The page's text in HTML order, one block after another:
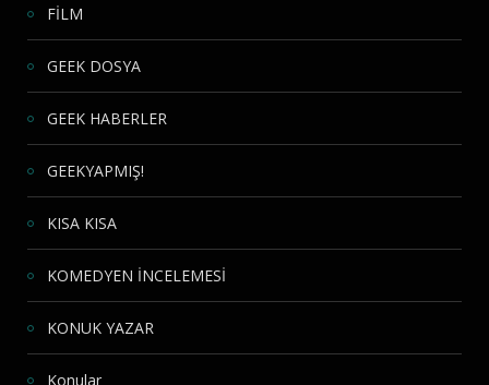
FİLM
GEEK DOSYA
GEEK HABERLER
GEEKYAPMIŞ!
KISA KISA
KOMEDYEN İNCELEMESİ
KONUK YAZAR
Konular